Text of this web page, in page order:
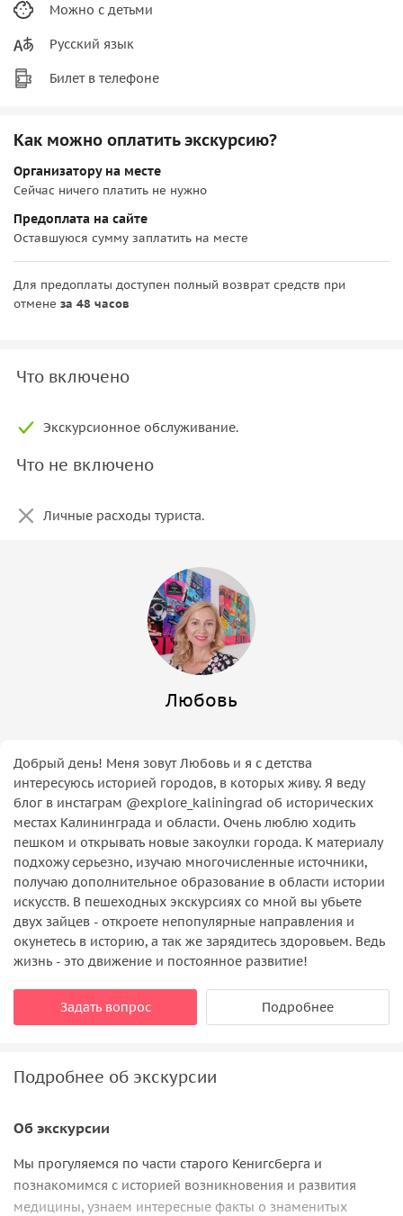
Можно с детьми
Русский язык
Билет в телефоне
Как можно оплатить экскурсию?
Организатору на месте
Сейчас ничего платить не нужно
Предоплата на сайте
Оставшуюся сумму заплатить на месте
Для предоплаты доступен полный возврат средств при
отмене за 48 часов
Что включено
Экскурсионное обслуживание.
Что не включено
Личные расходы туриста.
Любовь
Добрый день! Меня зовут Любовь и я с детства
интересуюсь историей городов, в которых живу. Я веду
блог в инстаграм @explore_kaliningrad об исторических
местах Калининграда и области. Очень люблю ходить
пешком и открывать новые закоулки города. К материалу
подхожу серьезно, изучаю многочисленные источники,
получаю дополнительное образование в области истории
искусств. В пешеходных экскурсиях со мной вы убьете
двух зайцев - откроете непопулярные направления и
окунетесь в историю, а так же зарядитесь здоровьем. Ведь
жизнь - это движение и постоянное развитие!
Задать вопрос Подробнее
Подробнее об экскурсии
Об экскурсии
Мы прогуляемся по части старого Кенигсберга и
познакомимся с историей возникновения и развития
медицины, узнаем интересные факты о знаменитых